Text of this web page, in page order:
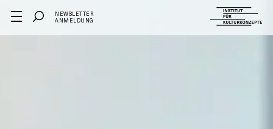
NEWSLETTER
ANMELDUNG